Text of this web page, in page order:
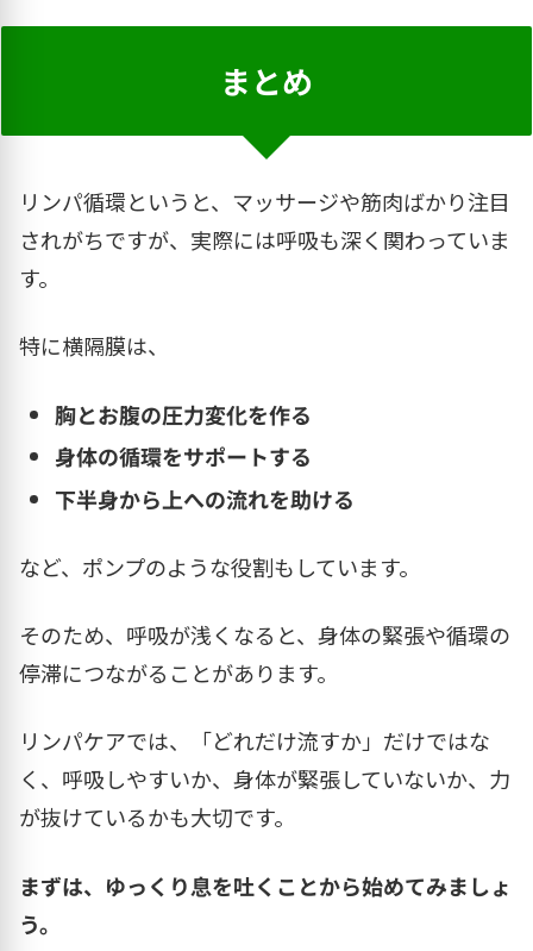
まとめ
リンパ循環というと、マッサージや筋肉ばかり注目
されがちですが、実際には呼吸も深く関わっていま
す。
特に横隔膜は、
胸とお腹の圧力変化を作る
身体の循環をサポートする
下半身から上への流れを助ける
など、ポンプのような役割もしています。
そのため、呼吸が浅くなると、身体の緊張や循環の
停滞につながることがあります。
リンパケアでは、「どれだけ流すか」だけではな
く、呼吸しやすいか、身体が緊張していないか、力
が抜けているかも大切です。
まずは、ゆっくり息を吐くことから始めてみましょ
う。